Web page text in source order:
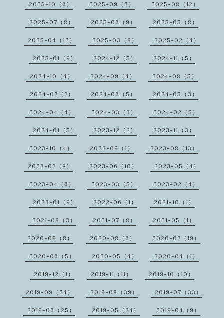
2025-10（6） 2025-09（3） 2025-08（12）
2025-07（8） 2025-06（9） 2025-05（8）
2025-04（12） 2025-03（8） 2025-02（4）
2025-01（9） 2024-12（5） 2024-11（5）
2024-10（4） 2024-09（4） 2024-08（5）
2024-07（7） 2024-06（5） 2024-05（3）
2024-04（4） 2024-03（3） 2024-02（5）
2024-01（5） 2023-12（2） 2023-11（3）
2023-10（4） 2023-09（1） 2023-08（13）
2023-07（8） 2023-06（10） 2023-05（4）
2023-04（6） 2023-03（5） 2023-02（4）
2023-01（9） 2022-06（1） 2021-10（1）
2021-08（3） 2021-07（8） 2021-05（1）
2020-09（8） 2020-08（6） 2020-07（19）
2020-06（5） 2020-05（4） 2020-04（1）
2019-12（1） 2019-11（11） 2019-10（10）
2019-09（24） 2019-08（39） 2019-07（33）
2019-06（25） 2019-05（24） 2019-04（9）